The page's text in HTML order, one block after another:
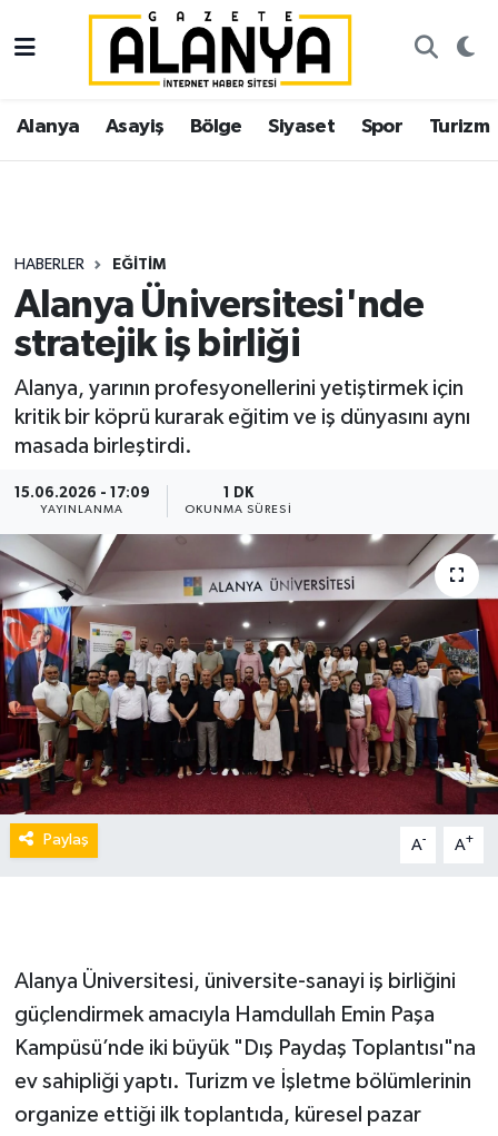
Alanya Asayiş Bölge Siyaset Spor Turizm
HABERLER EĞITIM
Alanya Üniversitesi'nde
stratejik iş birliği
Alanya, yarının profesyonellerini yetiştirmek için
kritik bir köprü kurarak eğitim ve iş dünyasını aynı
masada birleştirdi.
15.06.2026 - 17:09
YAYINLANMA
1 DK
OKUNMA SÜRESI
Paylaş A- A+
Alanya Üniversitesi, üniversite-sanayi iş birliğini
güçlendirmek amacıyla Hamdullah Emin Paşa
Kampüsü’nde iki büyük "Dış Paydaş Toplantısı"na
ev sahipliği yaptı. Turizm ve İşletme bölümlerinin
organize ettiği ilk toplantıda, küresel pazar
Alanya
Asayiş
Siyaset
Spor
Turizm
Ekonomi
İstanbul Nöbetçi Eczaneler
İstanbul Hava Durumu
Süper Lig Puan Durumu ve Fikstür
Tüm Manşetler
Son Dakika Haberleri
Haber Arşivi